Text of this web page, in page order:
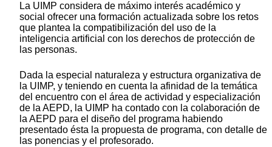
La UIMP considera de máximo interés académico y
social ofrecer una formación actualizada sobre los retos
que plantea la compatibilización del uso de la
inteligencia artificial con los derechos de protección de
las personas.
Dada la especial naturaleza y estructura organizativa de
la UIMP, y teniendo en cuenta la afinidad de la temática
del encuentro con el área de actividad y especialización
de la AEPD, la UIMP ha contado con la colaboración de
la AEPD para el diseño del programa habiendo
presentado ésta la propuesta de programa, con detalle de
las ponencias y el profesorado.